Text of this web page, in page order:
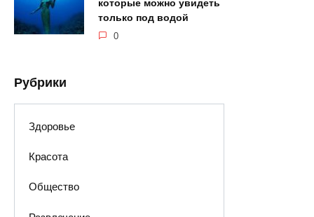
которые можно увидеть
только под водой
0
Рубрики
Здоровье
Красота
Общество